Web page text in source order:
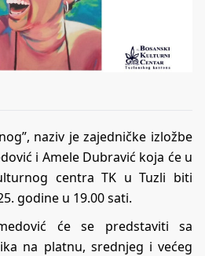
naziv je zajedničke izložbe
i Amele Dubravić koja će u
centra TK u Tuzli biti
godine u 19.00 sati.
će se predstaviti sa
na platnu, srednjeg i većeg